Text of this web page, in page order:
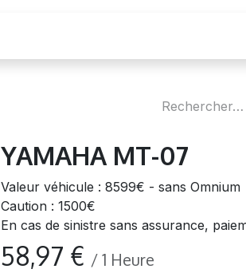
YAMAHA MT-07
Valeur véhicule : 8599€ - sans Omnium
Caution : 1500€
En cas de sinistre sans assurance,
58,97 € /1 Heure